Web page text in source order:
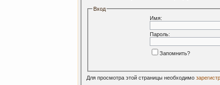
Вход
Имя:
Пароль:
Запомнить?
Для просмотра этой страницы необходимо